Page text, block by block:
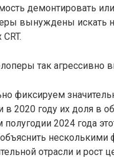
демонтировать
вынуждены искать
так агрессивно
фиксируем
в 2020 году их доля в
2024 года
несколькими
отрасли и рост